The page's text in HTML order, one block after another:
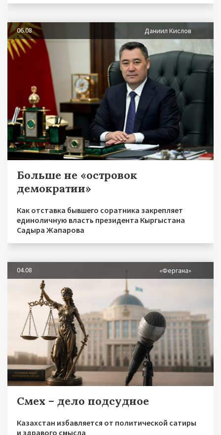
06.08 Даниил Кислов
Больше не «островок
демократии»
Как отставка бывшего соратника закрепляет
единоличную власть президента Кыргыстана
Садыра Жапарова
04.08 «Фергана»
Смех – дело подсудное
Казахстан избавляется от политической сатиры
и здравого смысла